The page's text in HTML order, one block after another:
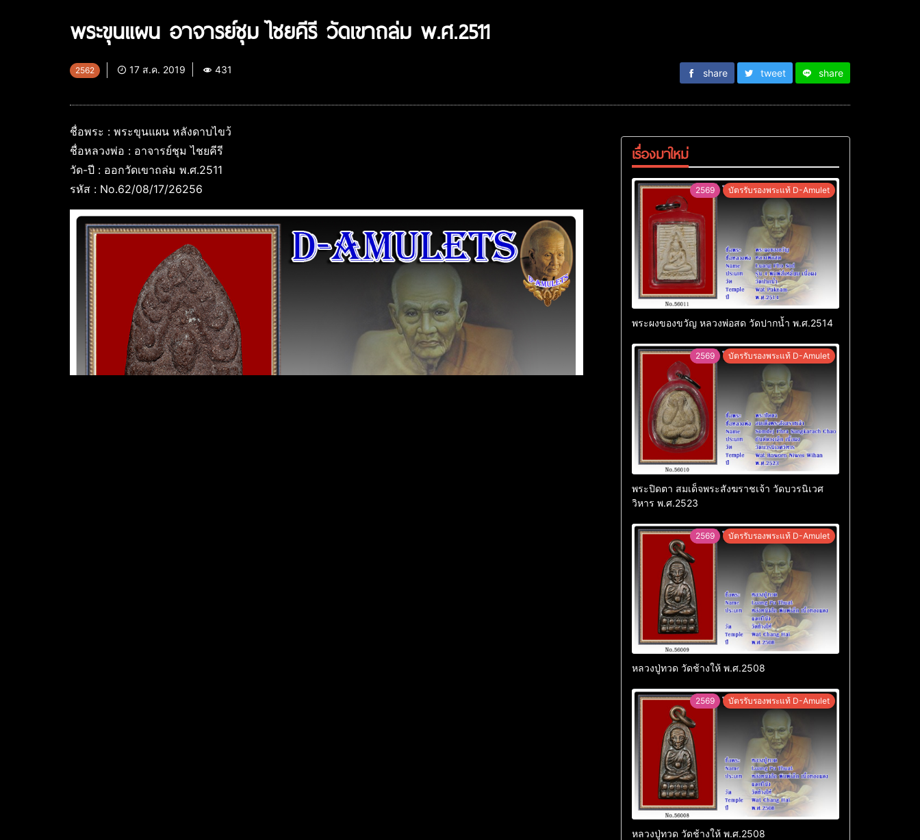
พระขุนแผน อาจารย์ชุม ไชยคีรี วัดเขาถล่ม พ.ศ.2511
2562 17 ส.ค. 2019 431 share tweet share
ชื่อพระ : พระขุนแผน หลังดาบไขว้
ชื่อหลวงพ่อ : อาจารย์ชุม ไชยคีรี
วัด-ปี : ออกวัดเขาถล่ม พ.ศ.2511
รหัส : No.62/08/17/26256
เรื่องมาใหม่
2569 บัตรรับรองพระแท้ D-Amulet
พระผงของขวัญ หลวงพ่อสด วัดปากน้ำ พ.ศ.2514
2569 บัตรรับรองพระแท้ D-Amulet
พระปิดตา สมเด็จพระสังฆราชเจ้า วัดบวรนิเวศ
วิหาร พ.ศ.2523
2569 บัตรรับรองพระแท้ D-Amulet
หลวงปู่ทวด วัดช้างให้ พ.ศ.2508
2569 บัตรรับรองพระแท้ D-Amulet
หลวงปู่ทวด วัดช้างให้ พ.ศ.2508